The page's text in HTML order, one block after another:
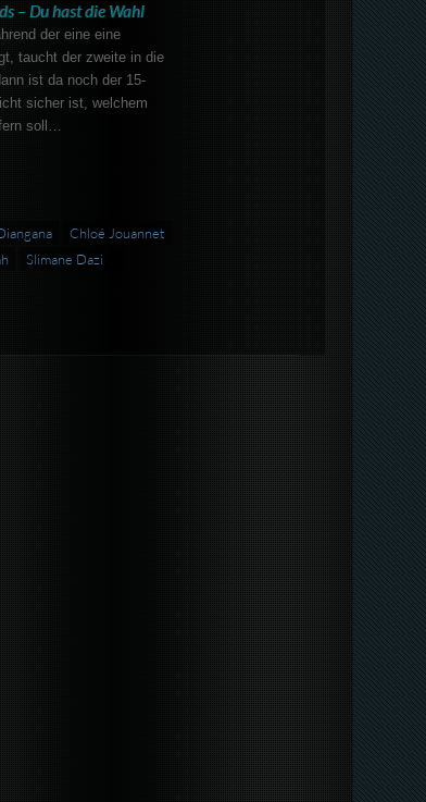
– Du hast die Wahl
der eine eine
taucht der zweite in die
ist da noch der 15-
sicher ist, welchem
soll…
Chloé Jouannet
Slimane Dazi